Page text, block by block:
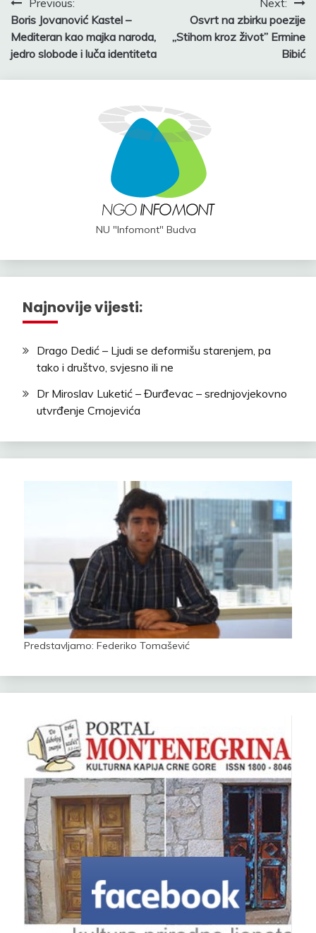
Post
navigation
Boris Jovanović Kastel –
Mediteran kao majka naroda,
jedro slobode i luča identiteta
Osvrt na zbirku poezije
,,Stihom kroz život” Ermine
Bibić
NU "Infomont" Budva
Najnovije vijesti:
Drago Dedić – Ljudi se deformišu starenjem, pa
tako i društvo, svjesno ili ne
Dr Miroslav Luketić – Đurđevac – srednjovjekovno
utvrđenje Crnojevića
Predstavljamo: Federiko Tomašević